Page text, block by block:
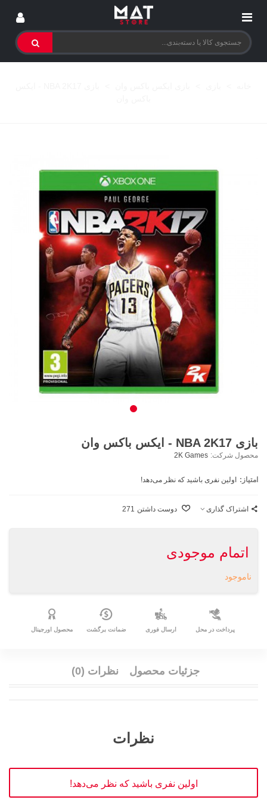
بازی NBA 2K17 - ایکس باکس وان
محصول شرکت: 2K Games
امتیاز: اولین نفری باشید که نظر می‌دهد!
اشتراک گذاری دوست داشتن 271
اتمام موجودی
ناموجود
پرداخت در محل ارسال فوری ضمانت برگشت محصول اورجینال
جزئیات محصول نظرات (0)
نظرات
اولین نفری باشید که نظر می‌دهد!